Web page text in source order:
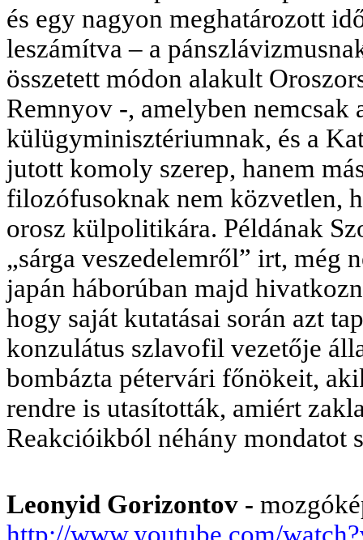
és egy nagyon meghatározott
leszámítva – a
összetett módon alakult
Remnyov -, amelyben nemcsak
külügyminisztériumnak, és a
jutott komoly szerep, hanem
filozófusoknak nem közvetlen,
orosz külpolitikára. Példának
„sárga veszedelemről” irt, még
japán háborúban majd
hogy saját kutatásai során azt
konzulátus szlavofil vezetője
bombázta pétervári főnökeit,
rendre is utasították, amiért
Reakcióikból néhány mondatot
Leonyid Gorizontov -